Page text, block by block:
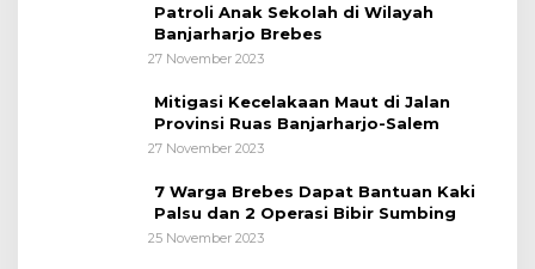
Patroli Anak Sekolah di Wilayah
Banjarharjo Brebes
27 November 2023
Mitigasi Kecelakaan Maut di Jalan
Provinsi Ruas Banjarharjo-Salem
27 November 2023
7 Warga Brebes Dapat Bantuan Kaki
Palsu dan 2 Operasi Bibir Sumbing
25 November 2023